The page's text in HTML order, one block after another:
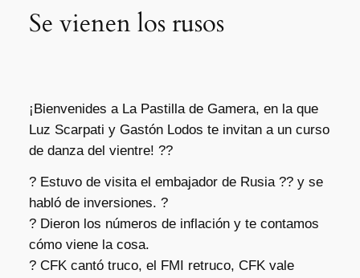
Se vienen los rusos
¡Bienvenides a La Pastilla de Gamera, en la que
Luz Scarpati y Gastón Lodos te invitan a un curso
de danza del vientre! ??
? Estuvo de visita el embajador de Rusia ?? y se
habló de inversiones. ?
? Dieron los números de inflación y te contamos
cómo viene la cosa.
? CFK cantó truco, el FMI retruco, CFK vale